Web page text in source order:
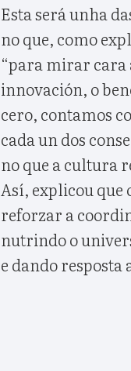
Esta será unha
no que, como
“para mirar cara
innovación, o
cero, contamos
cada un dos
no que a cultura
Así, explicou que
reforzar a
nutrindo o
e dando resposta